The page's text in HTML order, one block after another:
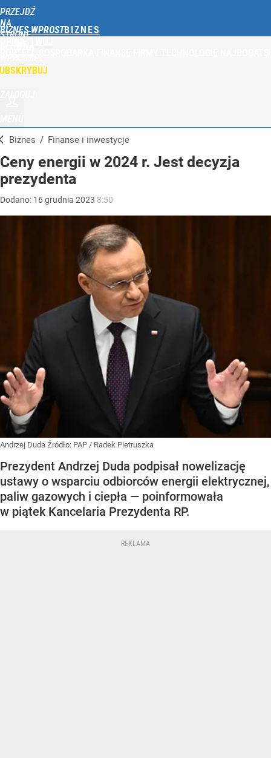
PRZEJDŹ
NA
STRONĘ
BIZNES WPROST
Biznes / Finanse i inwestycje
Ceny energii w 2024 r. Jest decyzja
prezydenta
Dodano: 16grudnia 2023 8:50
Andrzej Duda Źródło: PAP / Radek Pietruszka
Prezydent Andrzej Duda podpisał nowelizację
ustawy o wsparciu odbiorców energii elektrycznej,
paliw gazowych i ciepła — poinformowała
w piątek Kancelaria Prezydenta RP.